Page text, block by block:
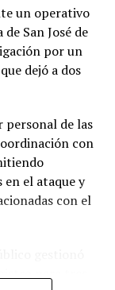
un operativo
San José de
por un
dejó a dos
personal de las
con
el ataque y
con el
para tres